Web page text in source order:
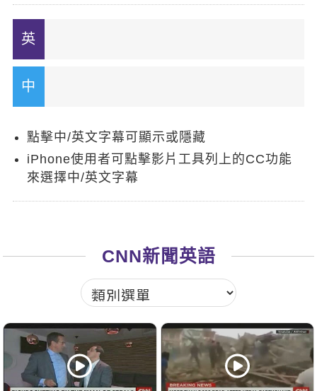
新聞英文
點擊中/英文字幕可顯示或隱藏
iPhone使用者可點擊影片工具列上的CC功能
來選擇中/英文字幕
CNN新聞英語